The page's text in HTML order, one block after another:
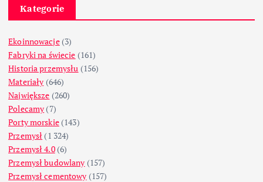
Kategorie
Ekoinnowacje(3)
Fabryki na świecie (161)
Historia przemysłu (156)
Materiały (646)
Największe (260)
Polecamy (7)
Porty morskie(143)
Przemysł (1 324)
Przemysł 4.0(6)
Przemysł budowlany (157)
Przemysł cementowy (157)